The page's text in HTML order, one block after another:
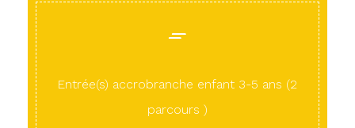
Entrée(s) accrobranche enfant 3-5 ans (2
parcours )